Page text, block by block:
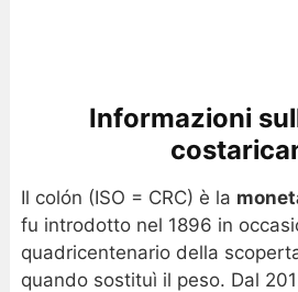
Informazioni
Il colón (ISO = CRC) è la
fu introdotto nel 1896 in
quadricentenario della
quando sostituì il peso. Dal